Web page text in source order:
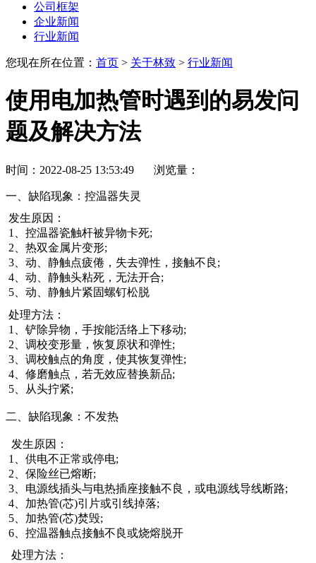
公司框架
企业新闻
行业新闻
您现在所在位置： 首页 > 关于林致 > 行业新闻
使用电加热管时遇到的易发问
题及解决方法
时间：2022-08-25 13:53:49 浏览量：
一、缺陷现象：控温器失灵
发生原因：
1、控温器瓷触杆被异物卡死;
2、热双金属片变形;
3、动、静触点疲倦，失去弹性，接触不良;
4、动、静触头粘死，无法开合;
5、动、静触片紧固螺钉松脱
处理方法：
1、铲除异物，手按能活络上下移动;
2、调校变形量，恢复原状和弹性;
3、调校触点的角度，使其恢复弹性;
4、修磨触点，若无效应替换新品;
5、从头拧紧;
二、缺陷现象：不发热
发生原因：
1、供电不正常或停电;
2、保险丝已熔断;
3、电源线插头与电热插座接触不良，或电源线导线断路;
4、加热管(芯)引片或引线掉落;
5、加热管(芯)焚毁;
6、控温器触点接触不良或烧熔脱开
处理方法：